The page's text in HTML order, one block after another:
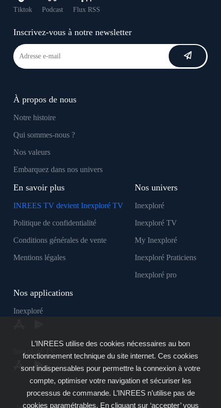
Tiktok Podcast Flux RSS
Inscrivez-vous à notre newsletter
À propos de nous
Notre histoire
Qui sommes-nous ?
Nos valeurs
Embarquez dans nos univers
En savoir plus
INREES TV devient Inexploré TV
Politique de confidentialité
Conditions générales de vente
Mentions légales
Nos univers
Inexploré
Inexploré TV
My Inexploré
Inexploré Praticiens
Inexploré pro
Nos applications
Inexploré
Inexploré TV
L’INREES utilise des cookies nécessaires au bon
fonctionnement technique du site internet. Ces cookies
sont indispensables pour permettre la connexion à votre
compte, optimiser votre navigation et sécuriser les
processus de commande. L’INREES n’utilise pas de
cookies paramétrables. En cliquant sur ‘accepter’ vous